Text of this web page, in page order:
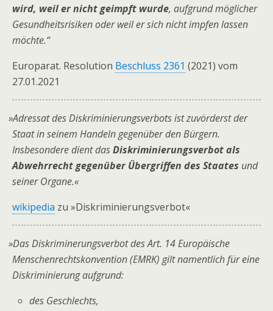
wird, weil er nicht geimpft wurde, aufgrund möglicher
Gesundheitsrisiken oder weil er sich nicht impfen lassen
möchte.“
Europarat. Resolution Beschluss 2361 (2021) vom
27.01.2021
»Adressat des Diskriminierungsverbots ist zuvörderst der
Staat in seinem Handeln gegenüber den Bürgern.
Insbesondere dient dasDiskriminierungsverbot als
Abwehrrecht gegenüber Übergriffen des Staates und
seiner Organe.«
wikipedia zu »Diskriminierungsverbot«
»Das Dis­kri­mi­ne­r­ungs­ver­bot des Art. 14 Europäische
Menschenrechtskonvention (EMRK) gilt nament­lich für eine
Dis­kri­mi­nie­rung aufgrund:
des Geschlechts,